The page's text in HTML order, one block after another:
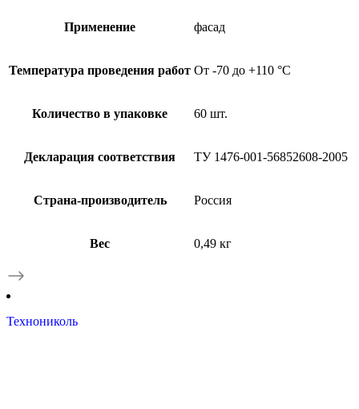
Применение фасад
Температура проведения работ От -70 до +110 °С
Количество в упаковке 60 шт.
Декларация соответствия ТУ 1476-001-56852608-2005
Страна-производитель Россия
Вес 0,49 кг
Технониколь